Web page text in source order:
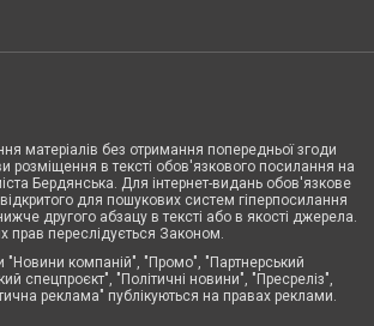
матеріалів без отримання попередньої згоди
розміщення в тексті обов'язкового посилання на
Бердянська. Для інтернет-видань обов'язкове
для пошукових систем гіперпосилання
другого абзацу в тексті або в якості джерела.
прав переслідується Законом.
"Новини компаній", "Промо", "Партнерський
спецпроєкт", "Політичні новини", "Пресреліз",
реклама" публікуються на правах реклами.